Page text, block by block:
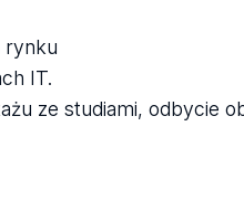
rynku
IT.
ze studiami, odbycie